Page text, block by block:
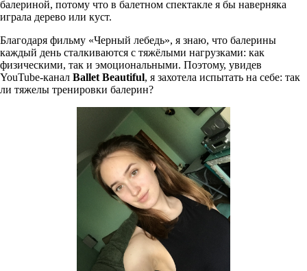
балериной, потому что в балетном спектакле я бы наверняка
играла дерево или куст.
Благодаря фильму «Черный лебедь», я знаю, что балерины
каждый день сталкиваются с тяжёлыми нагрузками: как
физическими, так и эмоциональными. Поэтому, увидев
YouTube-канал Ballet Beautiful, я захотела испытать на себе: так
ли тяжелы тренировки балерин?